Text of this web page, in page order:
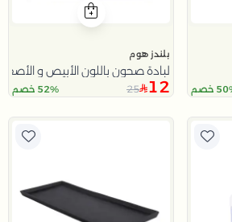
خصم
بلندز هوم
لبادة صحون باللون الأبيص و الأصفر
12
25 52% خصم